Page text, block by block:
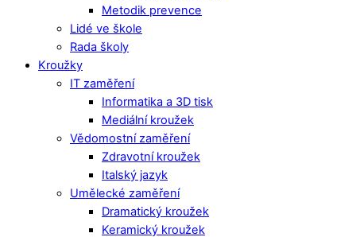
Metodik prevence
Lidé ve škole
Rada školy
Kroužky
IT zaměření
Informatika a 3D tisk
Mediální kroužek
Vědomostní zaměření
Zdravotní kroužek
Italský jazyk
Umělecké zaměření
Dramatický kroužek
Keramický kroužek